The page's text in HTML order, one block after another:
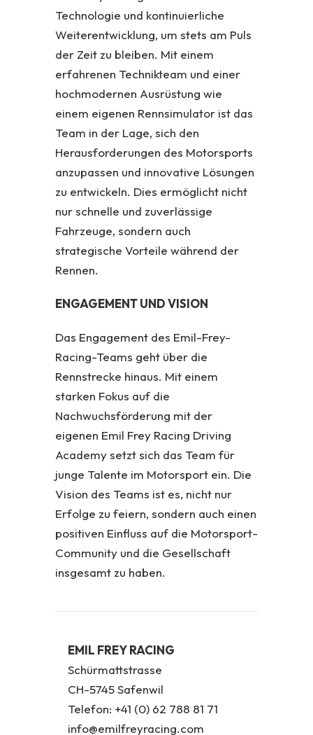
Technologie und kontinuierliche
Weiterentwicklung, um stets am Puls
der Zeit zu bleiben. Mit einem
erfahrenen Technikteam und einer
hochmodernen Ausrüstung wie
einem eigenen Rennsimulator ist das
Team in der Lage, sich den
Herausforderungen des Motorsports
anzupassen und innovative Lösungen
zu entwickeln. Dies ermöglicht nicht
nur schnelle und zuverlässige
Fahrzeuge, sondern auch
strategische Vorteile während der
Rennen.
ENGAGEMENT UND VISION
Das Engagement des Emil-Frey-
Racing-Teams geht über die
Rennstrecke hinaus. Mit einem
starken Fokus auf die
Nachwuchsförderung mit der
eigenen Emil Frey Racing Driving
Academy setzt sich das Team für
junge Talente im Motorsport ein. Die
Vision des Teams ist es, nicht nur
Erfolge zu feiern, sondern auch einen
positiven Einfluss auf die Motorsport-
Community und die Gesellschaft
insgesamt zu haben.
EMIL FREY RACING
Schürmattstrasse
CH-5745 Safenwil
Telefon: +41 (0) 62 788 81 71
info@emilfreyracing.com